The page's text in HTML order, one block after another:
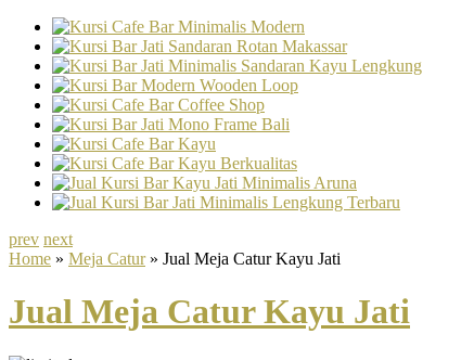
prev next
Home » Meja Catur» Jual Meja Catur Kayu Jati
Jual Meja Catur Kayu Jati